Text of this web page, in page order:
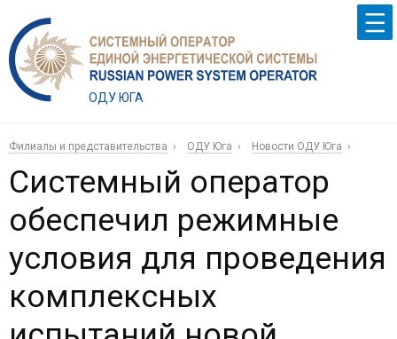
ОДУ ЮГА
Филиалы и представительства ОДУ Юга Новости ОДУ Юга
Системный оператор
обеспечил режимные
условия для проведения
комплексных